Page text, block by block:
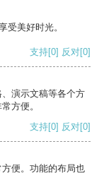
受美好时光。
支持[0] 反对[0]
演示文稿等各个方
方便。
支持[0] 反对[0]
便。功能的布局也